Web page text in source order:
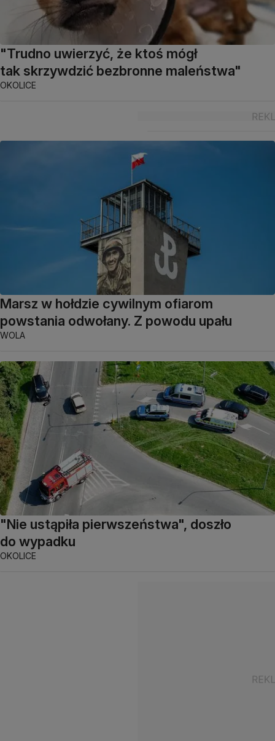
"Trudno uwierzyć, że ktoś mógł
tak skrzywdzić bezbronne maleństwa"
OKOLICE
Marsz w hołdzie cywilnym ofiarom
powstania odwołany. Z powodu upału
WOLA
"Nie ustąpiła pierwszeństwa", doszło
do wypadku
OKOLICE